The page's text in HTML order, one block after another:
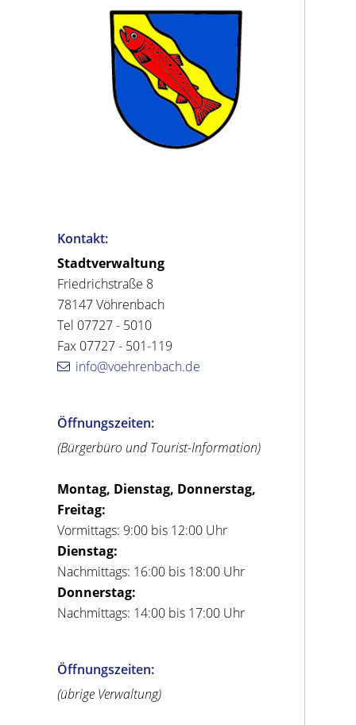
Kontakt:
Stadtverwaltung
Friedrichstraße 8
78147 Vöhrenbach
Tel 07727 - 5010
Fax 07727 - 501-119
info@voehrenbach.de
Öffnungszeiten:
(Bürgerbüro und Tourist-Information)
Montag, Dienstag, Donnerstag,
Freitag:
Vormittags: 9:00 bis 12:00 Uhr
Dienstag:
Nachmittags: 16:00 bis 18:00 Uhr
Donnerstag:
Nachmittags: 14:00 bis 17:00 Uhr
Öffnungszeiten:
(übrige Verwaltung)